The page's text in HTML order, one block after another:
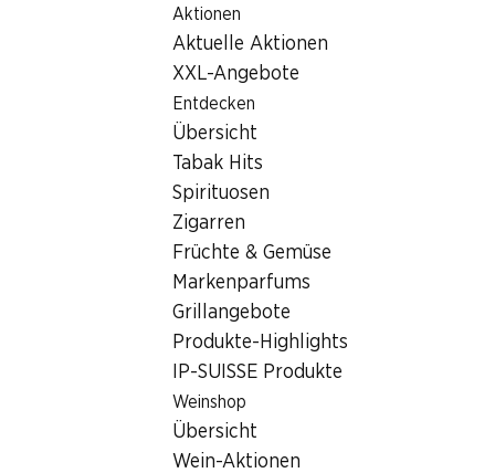
Aktionen
Aktuelle Aktionen
XXL-Angebote
Entdecken
Übersicht
Tabak Hits
Spirituosen
Zigarren
Früchte & Gemüse
Markenparfums
Grillangebote
Produkte-Highlights
IP-SUISSE Produkte
Weinshop
Übersicht
Wein-Aktionen
Filialsuche
Denner Filiale Stüdliackerstrasse 4, 8207 Schaffhausen
8207 Schaffhausen,
Herblinger-Markt
Stüdliackerstrasse 4, 8207 Schaffhausen
Zur Wegbeschreibung
Öffnungszeiten